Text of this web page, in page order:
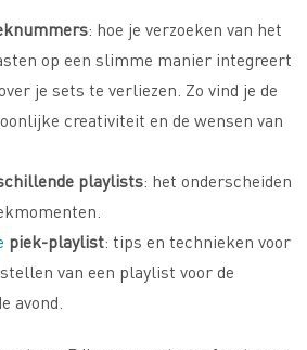
: hoe je verzoeken van het
op een slimme manier integreert
je sets te verliezen. Zo vind je de
creativiteit en de wensen van
playlists: het onderscheiden
piek-playlist: tips en technieken voor
van een playlist voor de
avond.